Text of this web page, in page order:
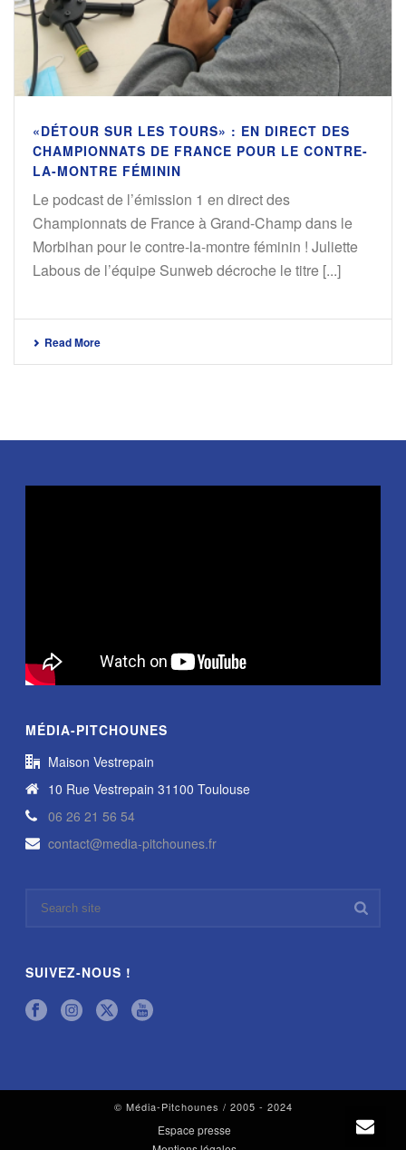
«DÉTOUR SUR LES TOURS» : EN DIRECT DES
CHAMPIONNATS DE FRANCE POUR LE CONTRE-
LA-MONTRE FÉMININ
Le podcast de l’émission 1 en direct des
Championnats de France à Grand-Champ dans le
Morbihan pour le contre-la-montre féminin ! Juliette
Labous de l’équipe Sunweb décroche le titre [...]
Read More
MÉDIA-PITCHOUNES
Maison Vestrepain
10 Rue Vestrepain 31100 Toulouse
06 26 21 56 54
contact@media-pitchounes.fr
SUIVEZ-NOUS !
© Média-Pitchounes / 2005 - 2024
Espace presse